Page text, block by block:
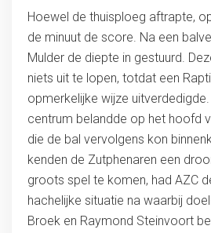
Hoewel de thuisploeg aftrapte,
de minuut de score. Na een
Mulder de diepte in gestuurd.
niets uit te lopen, totdat een
opmerkelijke wijze
centrum belandde op het hoofd
die de bal vervolgens kon
kenden de Zutphenaren een
groots spel te komen, had AZC
hachelijke situatie na waarbij
Broek en Raymond Steinvoort